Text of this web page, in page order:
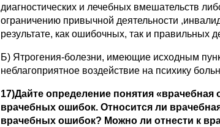
диагностических и лечебных вмешательств
ограничению привычной деятельности
результате, как ошибочных, так и правильных
Б) Ятрогения-болезни, имеющие исходным
неблагоприятное воздействие на психику
17)Дайте определение понятия
врачебных ошибок. Относится ли
врачебных ошибок? Можно ли отнести к